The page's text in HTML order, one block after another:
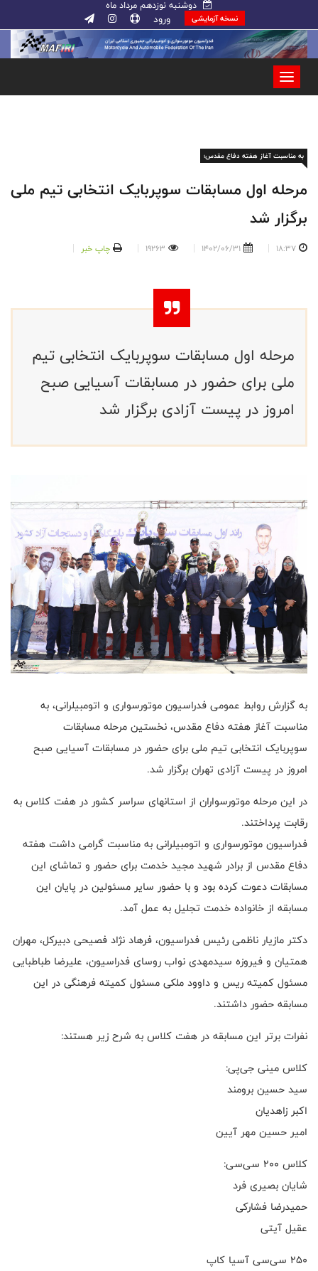
دوشنبه نوزدهم مرداد ماه
نسخه آزمایشی ورود
به مناسبت آغاز هفته دفاع مقدس؛
مرحله اول مسابقات سوپربایک انتخابی تیم ملی
برگزار شد
18:37
1402/06/31
19263 چاپ خبر
مرحله اول مسابقات سوپربایک انتخابی تیم
ملی برای حضور در مسابقات آسیایی صبح
امروز در پیست آزادی برگزار شد
به گزارش روابط عمومی فدراسیون موتورسواری و اتومبیلرانی، به
مناسبت آغاز هفته دفاع مقدس، نخستین مرحله مسابقات
سوپربایک انتخابی تیم ملی برای حضور در مسابقات آسیایی صبح
امروز در پیست آزادی تهران برگزار شد.
در این مرحله موتورسواران از استانهای سراسر کشور در هفت کلاس به
رقابت پرداختند.
فدراسیون موتورسواری و اتومبیلرانی به مناسبت گرامی داشت هفته
دفاع مقدس از برادر شهید مجید خدمت برای حضور و تماشای این
مسابقات دعوت کرده بود و با حضور سایر مسئولین در پایان این
مسابقه از خانواده خدمت تجلیل به عمل آمد.
دکتر مازیار ناظمی رئیس فدراسیون، فرهاد نژاد فصیحی دبیرکل، مهران
همتیان و فیروزه سیدمهدی نواب روسای فدراسیون، علیرضا طباطبایی
مسئول کمیته ریس و داوود ملکی مسئول کمیته فرهنگی در این
مسابقه حضور داشتند.
نفرات برتر این مسابقه در هفت کلاس به شرح زیر هستند:
کلاس مینی جی‌پی:
سید حسین برومند
اکبر زاهدیان
امیر حسین مهر آیین
کلاس ۲۰۰ سی‌سی:
شایان بصیری فرد
حمیدرضا فشارکی
عقیل آیتی
۲۵۰ سی‌سی آسیا کاپ